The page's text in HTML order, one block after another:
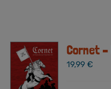
Cornet –
19,99€